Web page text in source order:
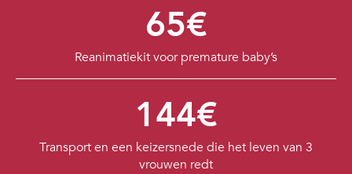
65€
Reanimatiekit voor premature baby’s
144€
Transport en een keizersnede die het leven van 3
vrouwen redt